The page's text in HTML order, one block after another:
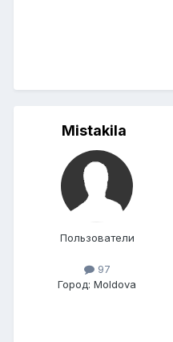
Mistakila
Пользователи
97
Город: Moldova